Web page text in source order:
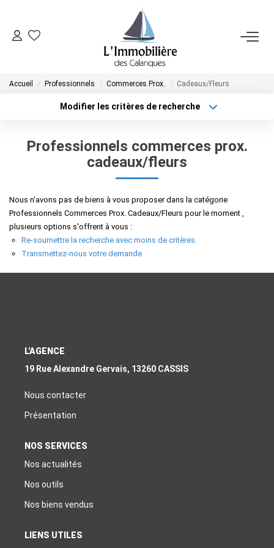
SYNDIC
ACHETER
NOTRE AGENCE
CONTACT
Accueil Professionnels Commerces Prox. Cadeaux/Fleurs
Modifier les critères de recherche
Budget max
Professionnels commerces prox.
cadeaux/fleurs
Nous n'avons pas de biens à vous proposer dans la catégorie
Professionnels Commerces Prox. Cadeaux/Fleurs pour le moment ,
plusieurs options s'offrent à vous :
Re-soumettre la recherche avec moins de critères.
Transmettez-nous votre demande
L'AGENCE
19 Rue Alexandre Gervais, 13260 CASSIS
Nous contacter
Présentation
NOS SERVICES
Nos actualités
Nos outils
Nos biens vendus
LIENS UTILES